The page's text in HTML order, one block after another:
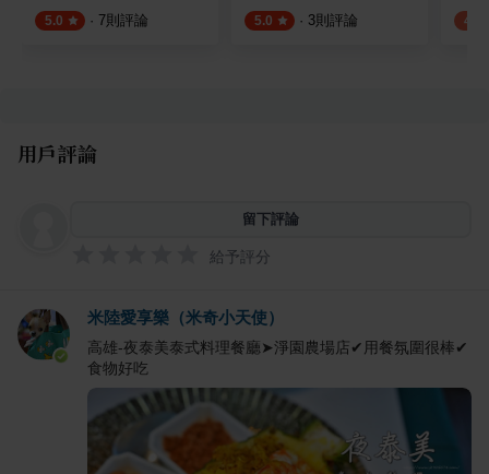
5.0 · 7則評論 5.0 · 3則評論 4.0
用戶評論
留下評論
給予評分
米陸愛享樂（米奇小天使）
高雄-夜泰美泰式料理餐廳➤淨園農場店✔用餐氛圍很棒✔
食物好吃